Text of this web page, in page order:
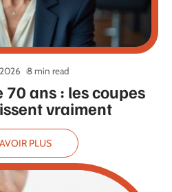
ans : les coupes
vraiment
8 min read
PLUS